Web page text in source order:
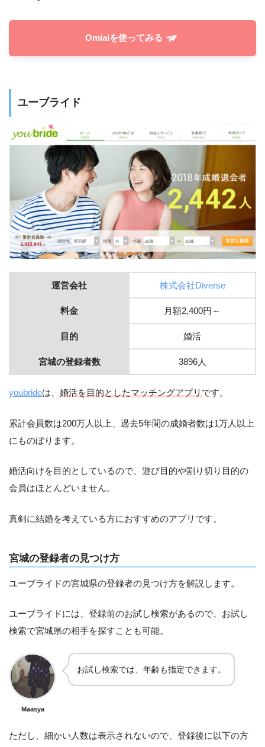
Omiaiを使ってみる
ユーブライド
運営会社 株式会社Diverse
料金 月額2,400円～
目的 婚活
宮城の登録者数 3896人
youbrideは、 婚活を目的としたマッチングアプリ です。
累計会員数は200万人以上、過去5年間の成婚者数は1万人以上
にものぼります。
婚活向けを目的としているので、遊び目的や割り切り目的の
会員はほとんどいません。
真剣に結婚を考えている方におすすめのアプリです。
宮城の登録者の見つけ方
ユーブライドの宮城県の登録者の見つけ方を解説します。
ユーブライドには、登録前のお試し検索があるので、お試し
検索で宮城県の相手を探すことも可能。
Maasya
お試し検索では、年齢も指定できます。
ただし、細かい人数は表示されないので、登録後に以下の方